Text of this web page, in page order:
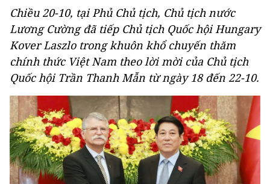
Chiều 20-10, tại Phủ Chủ tịch, Chủ tịch nước
Lương Cường đã tiếp Chủ tịch Quốc hội Hungary
Kover Laszlo trong khuôn khổ chuyến thăm
chính thức Việt Nam theo lời mời của Chủ tịch
Quốc hội Trần Thanh Mẫn từ ngày 18 đến 22-10.